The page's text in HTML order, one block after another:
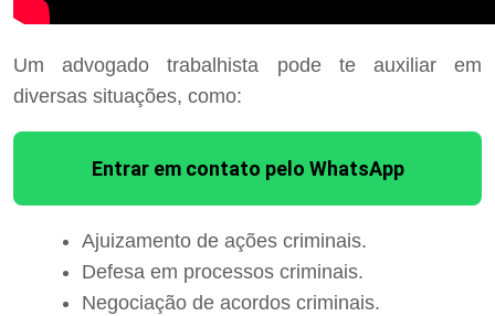
Um advogado trabalhista pode te auxiliar em
diversas situações, como:
Entrar em contato pelo WhatsApp
Ajuizamento de ações criminais.
Defesa em processos criminais.
Negociação de acordos criminais.